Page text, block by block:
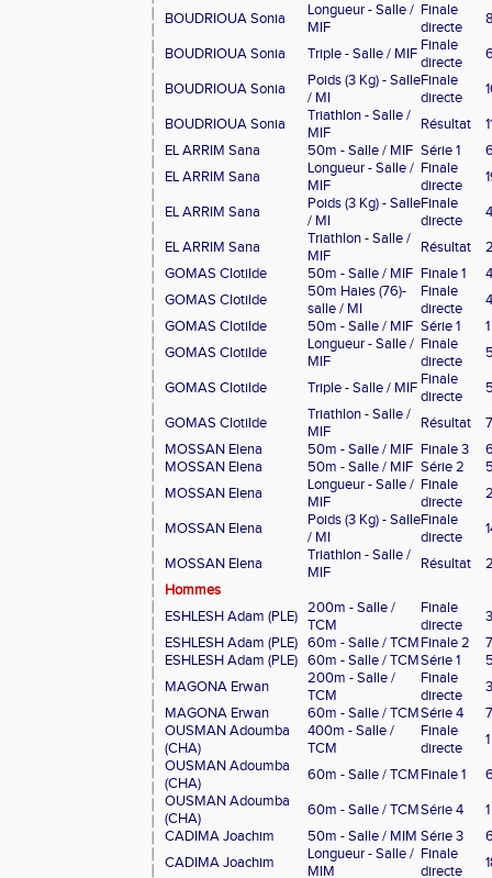
BOUDRIOUA Sonia
Longueur - Salle /
MIF
Finale
directe
BOUDRIOUA Sonia
Triple - Salle / MIF Finale
directe
BOUDRIOUA Sonia
Poids (3 Kg) - Salle
/ MI
Finale
directe
BOUDRIOUA Sonia
Triathlon - Salle /
MIF
Résultat
EL ARRIM Sana
50m - Salle / MIF Série 1
EL ARRIM Sana
Longueur - Salle /
MIF
Finale
directe
EL ARRIM Sana
Poids (3 Kg) - Salle
/ MI
Finale
directe
4
EL ARRIM Sana
Triathlon - Salle /
MIF
Résultat
GOMAS Clotilde
50m - Salle / MIF Finale 1
4
GOMAS Clotilde
50m Haies (76)-
salle / MI
Finale
directe
4
GOMAS Clotilde
50m - Salle / MIF Série 1
1
GOMAS Clotilde
Longueur - Salle /
MIF
Finale
directe
GOMAS Clotilde
Triple - Salle / MIF Finale
directe
GOMAS Clotilde
Triathlon - Salle /
MIF
Résultat
7
MOSSAN Elena
50m - Salle / MIF Finale 3
MOSSAN Elena
50m - Salle / MIF Série 2
MOSSAN Elena
Longueur - Salle /
MIF
Finale
directe
MOSSAN Elena
Poids (3 Kg) - Salle
/ MI
Finale
directe
MOSSAN Elena
Triathlon - Salle /
MIF
Résultat
Hommes
ESHLESH Adam (PLE) 200m - Salle /
TCM
Finale
directe
3
ESHLESH Adam (PLE) 60m - Salle / TCMFinale 2
7
ESHLESH Adam (PLE) 60m - Salle / TCMSérie 1
MAGONA Erwan
200m - Salle /
TCM
Finale
directe
3
MAGONA Erwan
60m - Salle / TCMSérie 4
7
OUSMAN Adoumba
(CHA)
400m - Salle /
TCM
Finale
directe
1
OUSMAN Adoumba
(CHA)
60m - Salle / TCMFinale 1
OUSMAN Adoumba
(CHA)
60m - Salle / TCMSérie 4
1
CADIMA Joachim
50m - Salle / MIM Série 3
CADIMA Joachim
Longueur - Salle /
MIM
Finale
directe